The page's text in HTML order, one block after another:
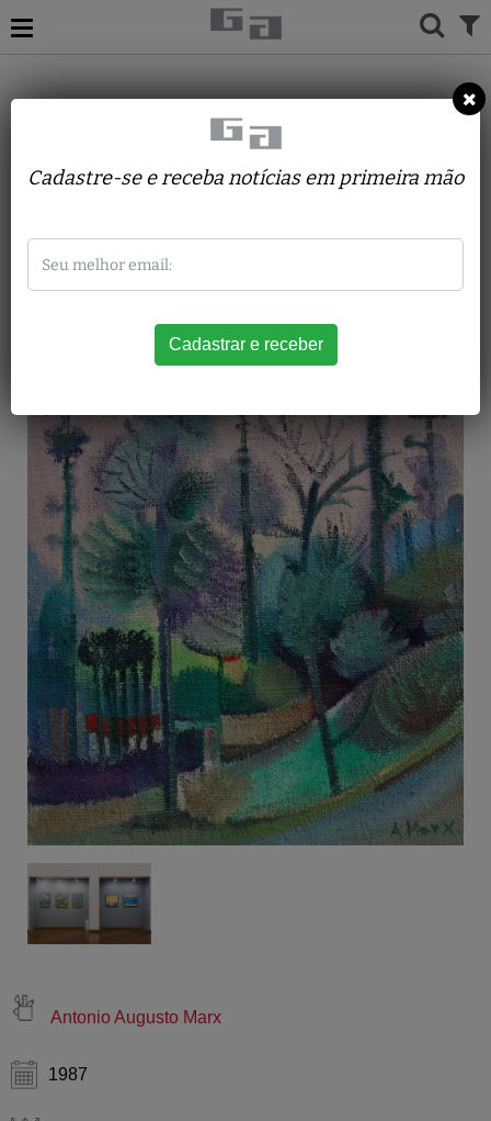
ANTONIO AUGUSTO MARX
Árvores
Antonio Augusto Marx
1987
Cadastre-se e receba notícias em primeira mão